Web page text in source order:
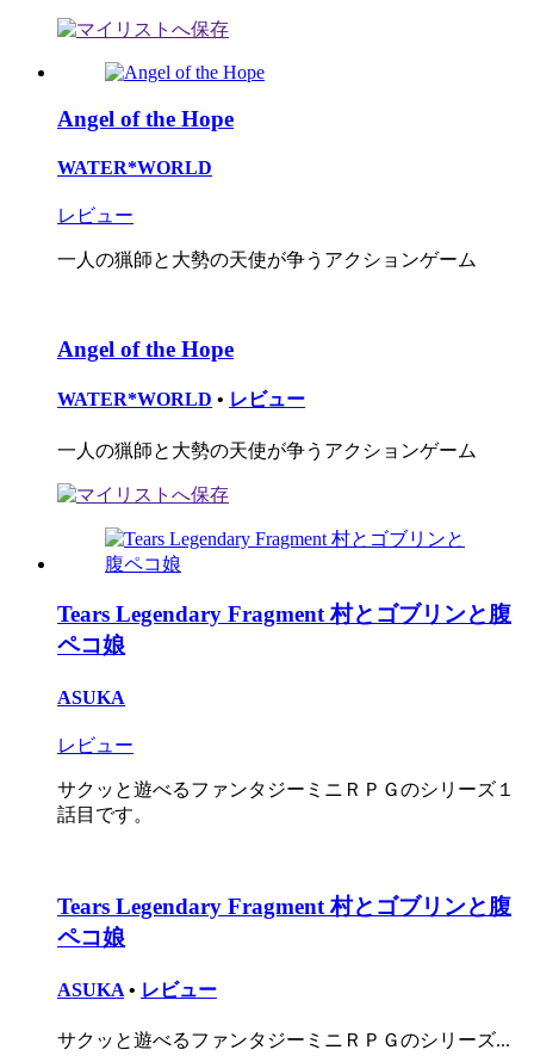
Angel of the Hope
WATER*WORLD
レビュー
一人の猟師と大勢の天使が争うアクションゲーム
Angel of the Hope
WATER*WORLD • レビュー
一人の猟師と大勢の天使が争うアクションゲーム
Tears Legendary Fragment 村とゴブリンと腹
ペコ娘
ASUKA
レビュー
サクッと遊べるファンタジーミニＲＰＧのシリーズ１
話目です。
Tears Legendary Fragment 村とゴブリンと腹
ペコ娘
ASUKA • レビュー
サクッと遊べるファンタジーミニＲＰＧのシリーズ...